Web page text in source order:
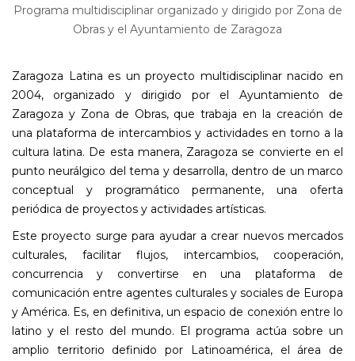
Programa multidisciplinar organizado y dirigido por Zona de
Obras y el Ayuntamiento de Zaragoza
Zaragoza Latina es un proyecto multidisciplinar nacido en
2004, organizado y dirigido por el Ayuntamiento de
Zaragoza y Zona de Obras, que trabaja en la creación de
una plataforma de intercambios y actividades en torno a la
cultura latina. De esta manera, Zaragoza se convierte en el
punto neurálgico del tema y desarrolla, dentro de un marco
conceptual y programático permanente, una oferta
periódica de proyectos y actividades artísticas.
Este proyecto surge para ayudar a crear nuevos mercados
culturales, facilitar flujos, intercambios, cooperación,
concurrencia y convertirse en una plataforma de
comunicación entre agentes culturales y sociales de Europa
y América. Es, en definitiva, un espacio de conexión entre lo
latino y el resto del mundo. El programa actúa sobre un
amplio territorio definido por Latinoamérica, el área de